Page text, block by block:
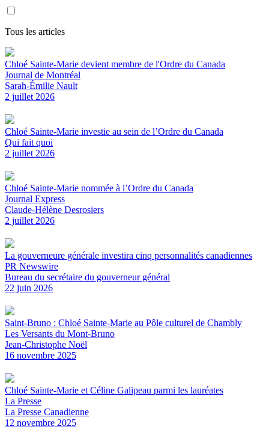
Tous les articles
Chloé Sainte-Marie devient membre de l'Ordre du Canada
Journal de Montréal
Sarah-Émilie Nault
2 juillet 2026
Chloé Sainte-Marie investie au sein de l’Ordre du Canada
Qui fait quoi
2 juillet 2026
Chloé Sainte-Marie nommée à l’Ordre du Canada
Journal Express
Claude-Hélène Desrosiers
2 juillet 2026
La gouverneure générale investira cinq personnalités canadiennes
PR Newswire
Bureau du secrétaire du gouverneur général
22 juin 2026
Saint-Bruno : Chloé Sainte-Marie au Pôle culturel de Chambly
Les Versants du Mont-Bruno
Jean-Christophe Noël
16 novembre 2025
Chloé Sainte-Marie et Céline Galipeau parmi les lauréates
La Presse
La Presse Canadienne
12 novembre 2025